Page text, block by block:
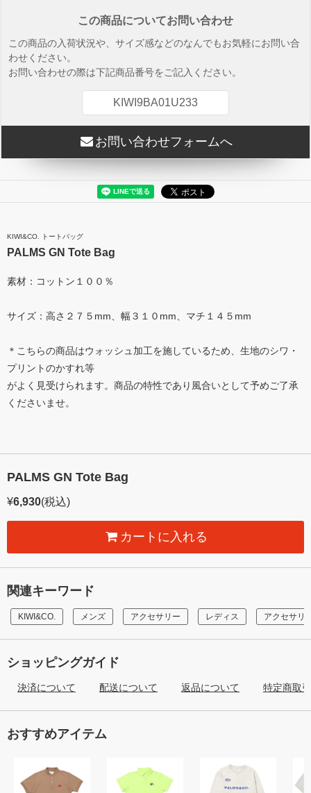
この商品についてお問い合わせ
この商品の入荷状況や、サイズ感などのなんでもお気軽にお問い合
わせください。
お問い合わせの際は下記商品番号をご記入ください。
KIWI9BA01U233
お問い合わせフォームへ
KIWI&CO. トートバッグ
PALMS GN Tote Bag
素材：コットン１００％
サイズ：高さ２７５mm、幅３１０mm、マチ１４５mm
＊こちらの商品はウォッシュ加工を施しているため、生地のシワ・
プリントのかすれ等
がよく見受けられます。商品の特性であり風合いとして予めご了承
くださいませ。
PALMS GN Tote Bag
¥6,930(税込)
カートに入れる
関連キーワード
KIWI&CO. メンズ アクセサリー レディス アクセサリ
ショッピングガイド
決済について 配送について 返品について 特定商取
おすすめアイテム